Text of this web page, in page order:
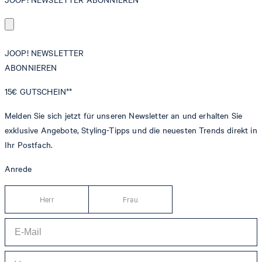
JOOP! NEWSLETTER
ABONNIEREN
15€ GUTSCHEIN**
Melden Sie sich jetzt für unseren Newsletter an und erhalten Sie
exklusive Angebote, Styling-Tipps und die neuesten Trends direkt in
Ihr Postfach.
Anrede
Herr Frau